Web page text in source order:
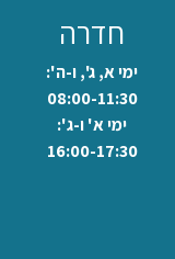
חדרה
ימי א, ג', ו-ה':
08:00-11:30
ימי א' ו-ג':
16:00-17:30